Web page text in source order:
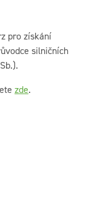
pro získání
silničních
zde.